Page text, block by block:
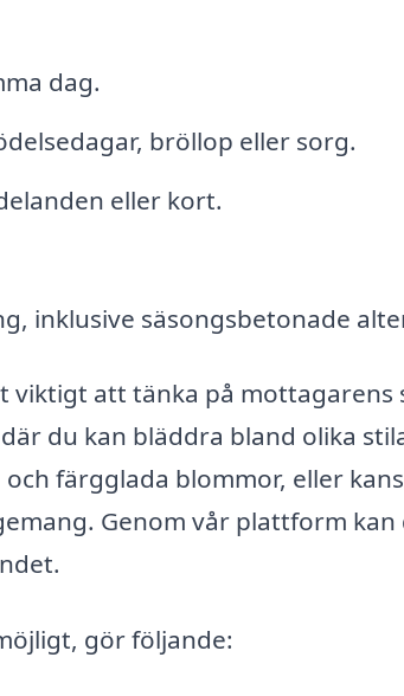
dag.
bröllop eller sorg.
eller kort.
inklusive säsongsbetonade
viktigt att tänka på mottagarens
du kan bläddra bland olika
färgglada blommor, eller
Genom vår plattform kan
gör följande: